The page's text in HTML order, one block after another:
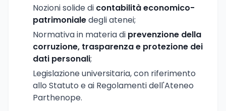
Nozioni solide di contabilità economico-
patrimonialedegli atenei;
Normativa in materia di prevenzione della
corruzione, trasparenza e protezione dei
dati personali;
Legislazione universitaria, con riferimento
allo Statuto e ai Regolamenti dell'Ateneo
Parthenope.